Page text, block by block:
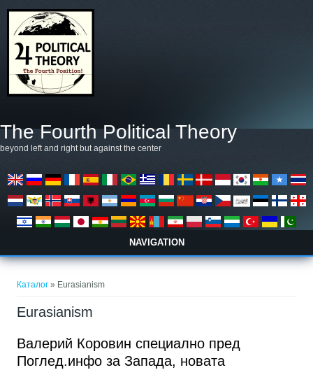
The Fourth Political Theory
beyond left and right but against the center
NAVIGATION
Каталог » Eurasianism
Eurasianism
Валерий Коровин специално пред
Поглед.инфо за Запада, новата